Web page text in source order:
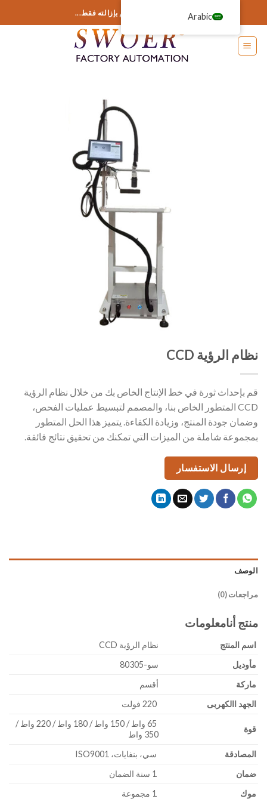
المحتوى
أضف أي شيء هنا أو قم بإزالته فقط...
نظام الرؤية CCD
قم بإحداث ثورة في خط الإنتاج الخاص بك من خلال نظام الرؤية
CCD المتطور الخاص بنا، والمصمم لتبسيط عمليات الفحص،
وضمان جودة المنتج، وزيادة الكفاءة. يتميز هذا الحل المتطور
بمجموعة شاملة من الميزات التي تمكنك من تحقيق نتائج فائقة.
إرسال الاستفسار
الوصف
مراجعات (0)
منتج أنامعلومات
اسم المنتج
نظام الرؤية CCD
مأوديل
سو-80305
ماركة
أقسم
الجهد االكهربى
220 فولت
قوة
65 واط / 150 واط / 180 واط / 220 واط /
350 واط
المصادقة
سي، بنفايات، ISO9001
ضمان
موك
Arabic